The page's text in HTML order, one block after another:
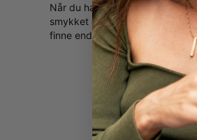
Når du har bestemt deg for
smykket er laget med 18k
finne enda flere